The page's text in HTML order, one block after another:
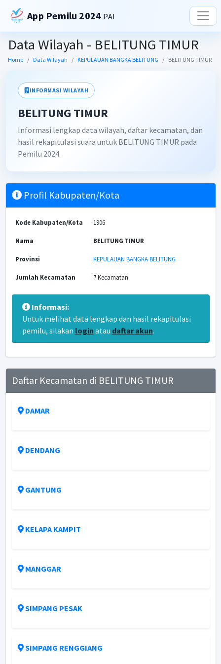
App Pemilu 2024 PAI
Data Wilayah - BELITUNG TIMUR
Home Data Wilayah KEPULAUAN BANGKA BELITUNG BELITUNG TIMUR
INFORMASI WILAYAH
BELITUNG TIMUR
Informasi lengkap data wilayah, daftar kecamatan, dan
hasil rekapitulasi suara untuk BELITUNG TIMUR pada
Pemilu 2024.
Profil Kabupaten/Kota
Kode Kabupaten/Kota : 1906
Nama : BELITUNG TIMUR
Provinsi : KEPULAUAN BANGKA BELITUNG
Jumlah Kecamatan : 7 Kecamatan
Informasi:
Untuk melihat data lengkap dan hasil rekapitulasi
pemilu, silakan login atau daftar akun.
Daftar Kecamatan di BELITUNG TIMUR
DAMAR
DENDANG
GANTUNG
KELAPA KAMPIT
MANGGAR
SIMPANG PESAK
SIMPANG RENGGIANG